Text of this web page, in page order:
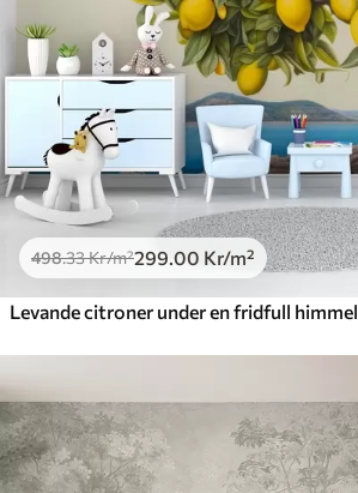
498.33Kr/m²299 .00 Kr/m²
Levande citroner under en fridfull himmel